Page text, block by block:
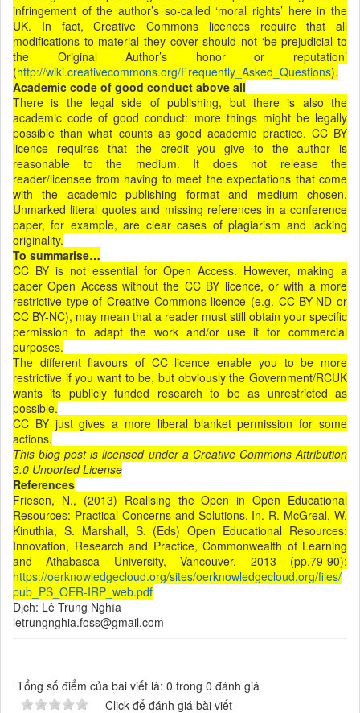
infringement of the author’s so-called ‘moral rights’ here in the
UK. In fact, Creative Commons licences require that all
modifications to material they cover should not ‘be prejudicial to
the Original Author’s honor or reputation’
(http://wiki.creativecommons.org/Frequently_Asked_Questions).
Academic code of good conduct above all
There is the legal side of publishing, but there is also the
academic code of good conduct: more things might be legally
possible than what counts as good academic practice. CC BY
licence requires that the credit you give to the author is
reasonable to the medium. It does not release the
reader/licensee from having to meet the expectations that come
with the academic publishing format and medium chosen.
Unmarked literal quotes and missing references in a conference
paper, for example, are clear cases of plagiarism and lacking
originality.
To summarise…
CC BY is not essential for Open Access. However, making a
paper Open Access without the CC BY licence, or with a more
restrictive type of Creative Commons licence (e.g. CC BY-ND or
CC BY-NC), may mean that a reader must still obtain your specific
permission to adapt the work and/or use it for commercial
purposes.
The different flavours of CC licence enable you to be more
restrictive if you want to be, but obviously the Government/RCUK
wants its publicly funded research to be as unrestricted as
possible.
CC BY just gives a more liberal blanket permission for some
actions.
This blog post is licensed under a Creative Commons Attribution
3.0 Unported License
References
Friesen, N., (2013) Realising the Open in Open Educational
Resources: Practical Concerns and Solutions, In. R. McGreal, W.
Kinuthia, S. Marshall, S. (Eds) Open Educational Resources:
Innovation, Research and Practice, Commonwealth of Learning
and Athabasca University, Vancouver, 2013 (pp.79-90):
https://oerknowledgecloud.org/sites/oerknowledgecloud.org/files/
pub_PS_OER-IRP_web.pdf
Dịch: Lê Trung Nghĩa
letrungnghia.foss@gmail.com
Tổng số điểm của bài viết là: 0 trong 0 đánh giá
Click để đánh giá bài viết